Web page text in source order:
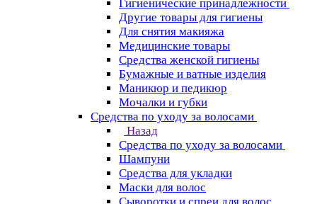
Гигиенические принадлежности
Другие товары для гигиены
Для снятия макияжа
Медицинские товары
Средства женской гигиены
Бумажные и ватные изделия
Маникюр и педикюр
Мочалки и губки
Средства по уходу за волосами
Назад
Средства по уходу за волосами
Шампуни
Средства для укладки
Маски для волос